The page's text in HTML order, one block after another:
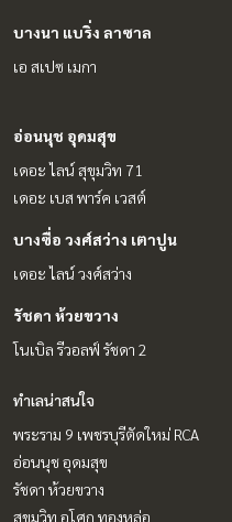
บางนา แบริ่ง ลาซาล
เอ สเปซ เมกา
อ่อนนุช อุดมสุข
เดอะ ไลน์ สุขุมวิท 71
เดอะ เบส พาร์ค เวสต์
บางซื่อ วงศ์สว่าง เตาปูน
เดอะ ไลน์ วงศ์สว่าง
รัชดา ห้วยขวาง
โนเบิล รีวอลฟ์ รัชดา 2
ทำเลน่าสนใจ
พระราม 9 เพชรบุรีตัดใหม่ RCA
อ่อนนุช อุดมสุข
รัชดา ห้วยขวาง
สุขุมวิท อโศก ทองหล่อ